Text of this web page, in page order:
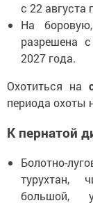
с 22 августа
На
разрешена
2027 года.
Охотиться на
периода охоты
К пернатой
Болотно-
турухтан,
большой,